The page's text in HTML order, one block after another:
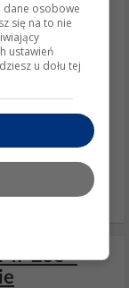
modelu, no nie
wzmacniaczem,
zdrutowaną
doszedłem z
ciśnienie oleju
255 -
dane osobowe
się na to nie
ustawień
u dołu tej